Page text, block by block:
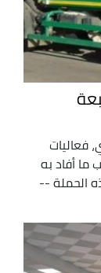
فعاليات
أفاد به
--